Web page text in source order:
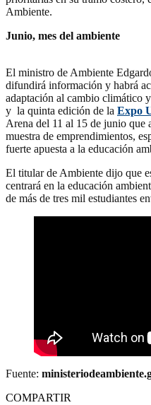
Ambiente.
Junio, mes del ambiente
El ministro de Ambiente
difundirá información y habrá
adaptación al cambio climático
y la quinta edición de la Expo
Arena del 11 al 15 de junio que
muestra de emprendimientos,
fuerte apuesta a la educación
El titular de Ambiente dijo que
centrará en la educación
de más de tres mil estudiantes
Fuente:
COMPARTIR